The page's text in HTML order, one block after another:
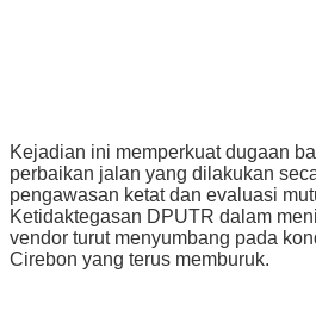
Kejadian ini memperkuat dugaan
perbaikan jalan yang dilakukan
pengawasan ketat dan evaluasi
Ketidaktegasan DPUTR dalam
vendor turut menyumbang pada
Cirebon yang terus memburuk.